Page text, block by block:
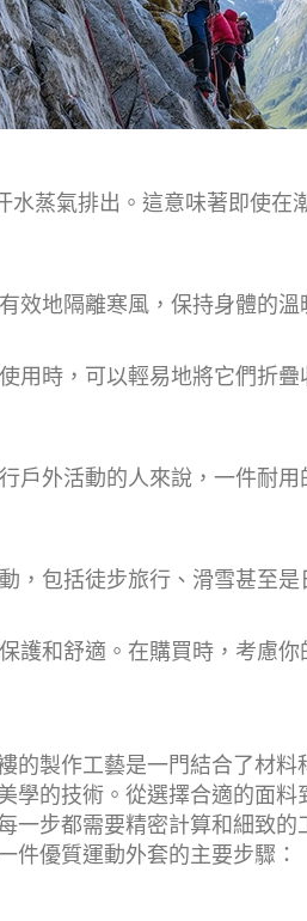
蒸氣排出。這意味著即使在
效地隔離寒風，保持身體的溫
用時，可以輕易地將它們折疊
戶外活動的人來說，一件耐
，包括徒步旅行、滑雪甚至是
護和舒適。在購買時，考慮你
的製作工藝是一門結合了材料
學的技術。從選擇合適的面料
一步都需要精密計算和細致的
件優質運動外套的主要步驟：